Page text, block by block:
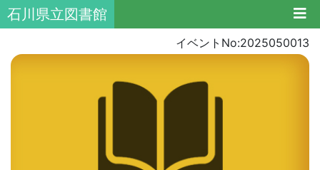
石川県立図書館
イベントNo:2025050013